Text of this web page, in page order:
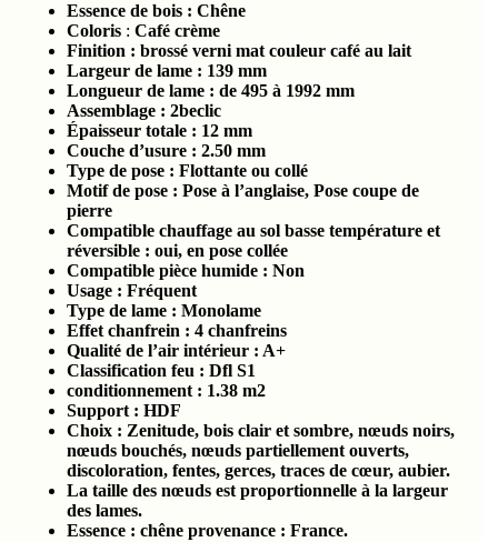
Essence de bois : Chêne
Coloris : Café crème
Finition : brossé verni mat couleur café au lait
Largeur de lame : 139 mm
Longueur de lame : de 495 à 1992 mm
Assemblage : 2beclic
Épaisseur totale : 12 mm
Couche d’usure : 2.50 mm
Type de pose : Flottante ou collé
Motif de pose : Pose à l’anglaise, Pose coupe de
pierre
Compatible chauffage au sol basse température et
réversible : oui, en pose collée
Compatible pièce humide : Non
Usage : Fréquent
Type de lame : Monolame
Effet chanfrein : 4 chanfreins
Qualité de l’air intérieur : A+
Classification feu : Dfl S1
conditionnement : 1.38 m2
Support : HDF
Choix : Zenitude, bois clair et sombre, nœuds noirs,
nœuds bouchés, nœuds partiellement ouverts,
discoloration, fentes, gerces, traces de cœur, aubier.
La taille des nœuds est proportionnelle à la largeur
des lames.
Essence : chêne provenance : France.